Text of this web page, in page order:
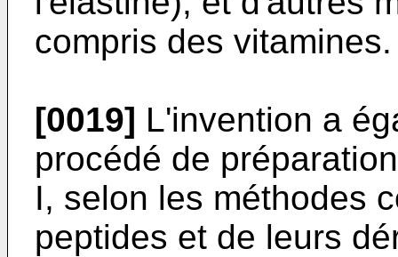
compris des vitamines.
[0019] L'invention a
procédé de
I, selon les méthodes
peptides et de leurs